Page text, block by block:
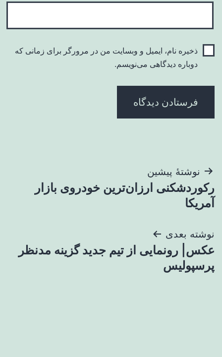
ذخیره نام، ایمیل و وبسایت من در مرورگر برای زمانی که
دوباره دیدگاهی می‌نویسم.
راهبری
نوشته
نوشتهٔ پیشین
رکوردشکنی ارزان‌ترین خودروی بازار
آمریکا
نوشته بعدی
عکس| رونمایی از تیم جدید گزینه مدنظر
پرسپولیس